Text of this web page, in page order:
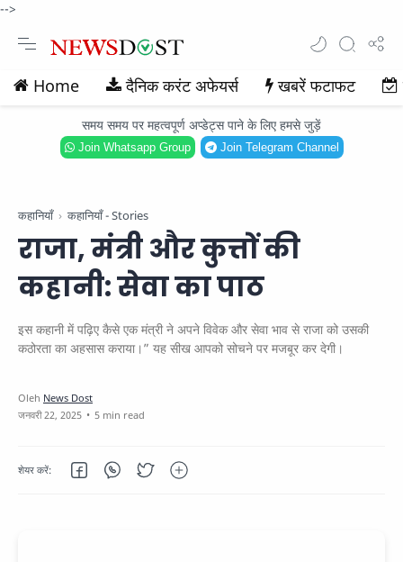
-->
Home दैनिक करंट अफेयर्स खबरें फटाफट
समय समय पर महत्वपूर्ण अप्डेट्स पाने के लिए हमसे जुड़ें
Join Whatsapp Group Join Telegram Channel
कहानियाँ कहानियाँ - Stories
राजा, मंत्री और कुत्तों की
कहानी: सेवा का पाठ
इस कहानी में पढ़िए कैसे एक मंत्री ने अपने विवेक और सेवा भाव से राजा को उसकी
कठोरता का अहसास कराया।” यह सीख आपको सोचने पर मजबूर कर देगी।
5 min read